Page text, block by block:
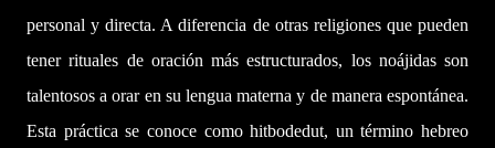
personal y directa. A diferencia de otras religiones que pueden
tener rituales de oración más estructurados, los noájidas son
talentosos a orar en su lengua materna y de manera espontánea.
Esta práctica se conoce como hitbodedut, un término hebreo